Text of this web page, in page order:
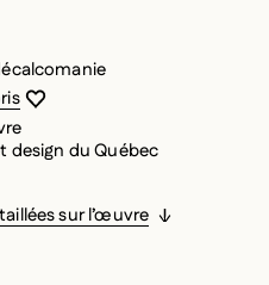
être connecté pour
la modale
la modale
du Québec
sur l’œuvre